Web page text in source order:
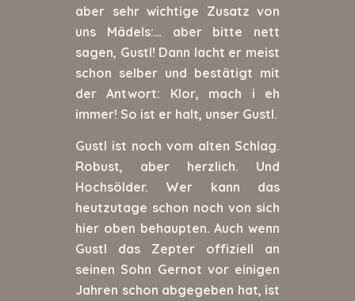
aber sehr wichtige Zusatz von
uns Mädels:… aber bitte nett
sagen, Gustl! Dann lacht er meist
schon selber und bestätigt mit
der Antwort: Klor, mach i eh
immer! So ist er halt, unser Gustl.
Gustl ist noch vom alten Schlag.
Robust, aber herzlich. Und
Hochsölder. Wer kann das
heutzutage schon noch von sich
hier oben behaupten. Auch wenn
Gustl das Zepter offiziell an
seinen Sohn Gernot vor einigen
Jahren schon abgegeben hat, ist